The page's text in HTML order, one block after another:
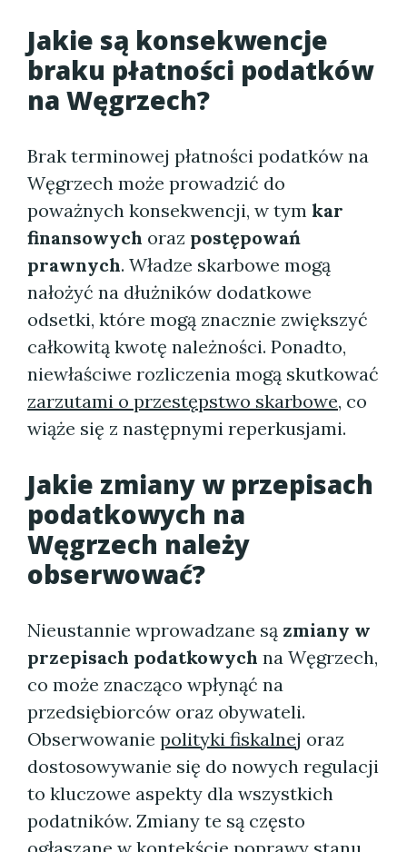
Jakie są konsekwencje
braku płatności podatków
na Węgrzech?
Brak terminowej płatności podatków na
Węgrzech może prowadzić do
poważnych konsekwencji, w tym kar
finansowych oraz postępowań
prawnych. Władze skarbowe mogą
nałożyć na dłużników dodatkowe
odsetki, które mogą znacznie zwiększyć
całkowitą kwotę należności. Ponadto,
niewłaściwe rozliczenia mogą skutkować
zarzutami o przestępstwo skarbowe, co
wiąże się z następnymi reperkusjami.
Jakie zmiany w przepisach
podatkowych na
Węgrzech należy
obserwować?
Nieustannie wprowadzane są zmiany w
przepisach podatkowych na Węgrzech,
co może znacząco wpłynąć na
przedsiębiorców oraz obywateli.
Obserwowanie polityki fiskalnej oraz
dostosowywanie się do nowych regulacji
to kluczowe aspekty dla wszystkich
podatników. Zmiany te są często